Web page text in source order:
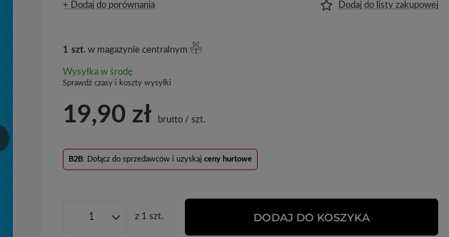
+ Dodaj do porównania Dodaj do listy zakupowej
1 szt. w magazynie centralnym
Wysyłkaw środę
Sprawdź czasy i koszty wysyłki
19,90 zł brutto /szt.
B2B: Dołącz do sprzedawców i uzyskajceny hurtowe
z 1szt. DODAJ DO KOSZYKA